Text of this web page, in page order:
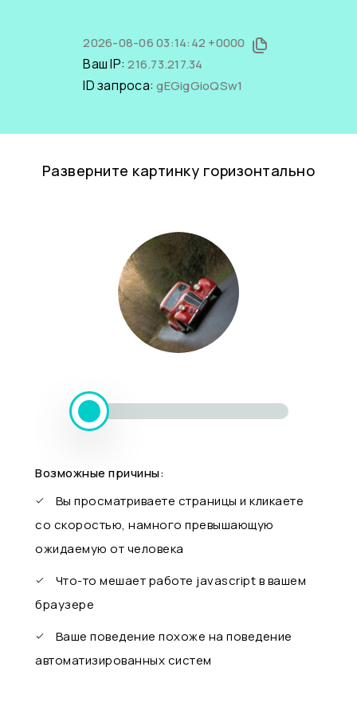
2026-08-06 03:14:42 +0000
Ваш IP:216.73.217.34
ID запроса:gEGigGioQSw1
Разверните картинку горизонтально
Возможные причины:
Вы просматриваете страницы и кликаете
со скоростью, намного превышающую
ожидаемую от человека
Что-то мешает работе javascript в вашем
браузере
Ваше поведение похоже на поведение
автоматизированных систем